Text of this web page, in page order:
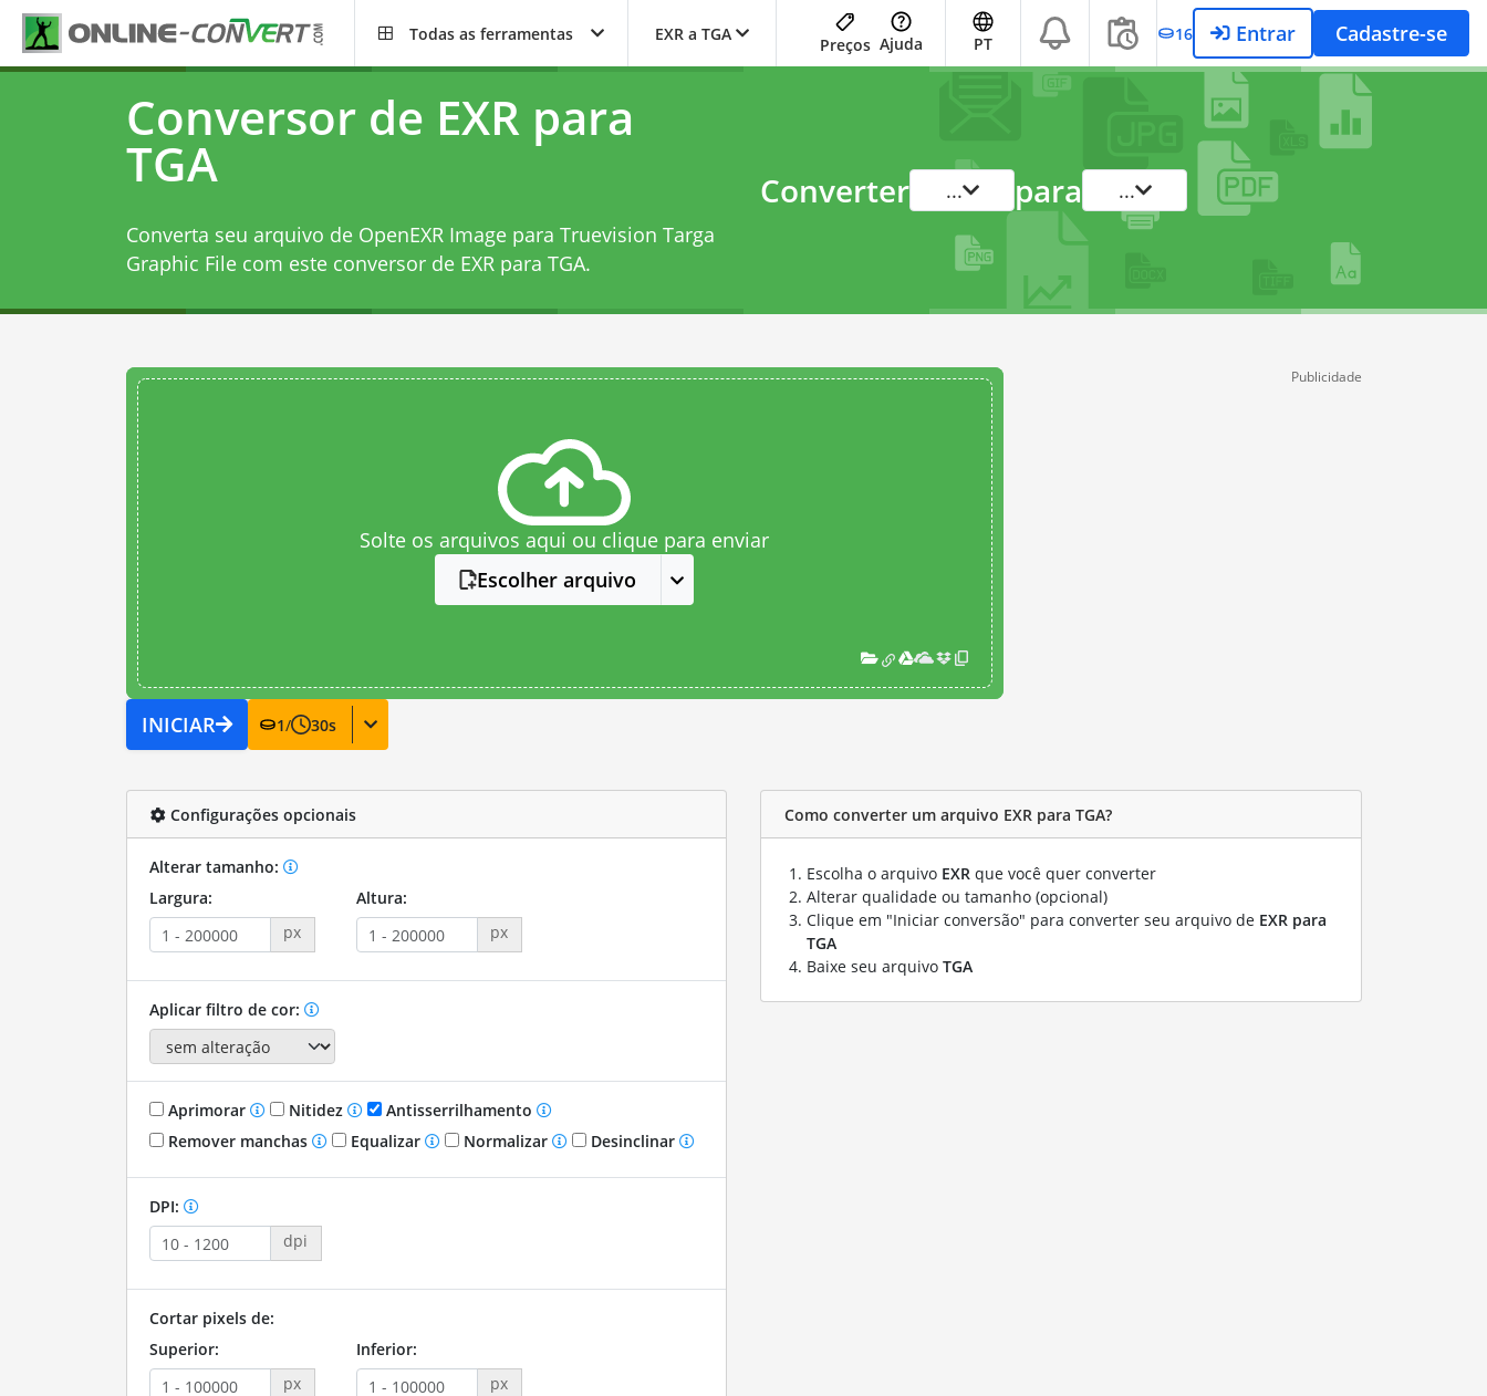
Todas as ferramentas EXR a TGA
Preços Ajuda PT 16 Entrar Cadastre-se
Conversor de EXR para
TGA
Converta seu arquivo de OpenEXR Image para Truevision Targa
Graphic File com este conversor de EXR para TGA.
Converter ... para ...
Solte os arquivos aqui ou clique para enviar
Escolher arquivo
INICIAR 1/ 30s
Publicidade
Configurações opcionais
Alterar tamanho:
Largura:
px
Altura:
px
Aplicar filtro de cor:
Aprimorar Nitidez
Antisserrilhamento
Remover manchas
Equalizar Normalizar Desinclinar
DPI:
dpi
Cortar pixels de:
Superior:
px
Inferior:
px
Como converter um arquivo EXR para TGA?
Escolha o arquivo EXR que você quer converter
Alterar qualidade ou tamanho (opcional)
Clique em "Iniciar conversão" para converter seu arquivo de EXR para
TGA
Baixe seu arquivo TGA